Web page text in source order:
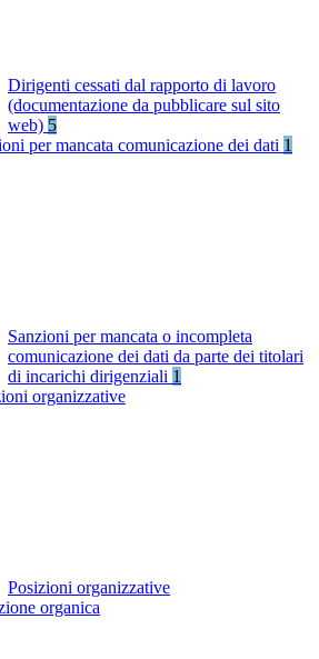
Dirigenti cessati dal rapporto di lavoro
(documentazione da pubblicare sul sito
web) 5
per mancata comunicazione dei dati 1
Sanzioni per mancata o incompleta
comunicazione dei dati da parte dei titolari
di incarichi dirigenziali 1
organizzative
Posizioni organizzative
organica